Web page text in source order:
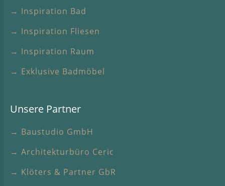
→ Inspiration Bad
→ Inspiration Fliesen
→ Inspiration Raum
→ Exklusive Badmöbel
Unsere Partner
→ Baustudio GmbH
→ Architekturbüro Ceric
→ Klöters & Partner GbR